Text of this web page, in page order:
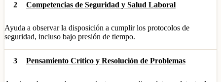
2 Competencias de Seguridad y Salud Laboral
Ayuda a observar la disposición a cumplir los protocolos de
seguridad, incluso bajo presión de tiempo.
3 Pensamiento Crítico y Resolución de Problemas